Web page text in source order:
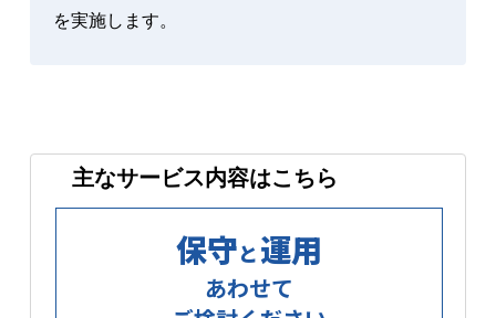
を実施します。
主なサービス内容はこちら
保守と運用
あわせて